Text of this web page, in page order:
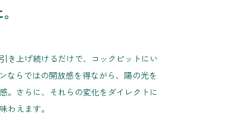
き上げ続けるだけで、コックピットにい
ならではの開放感を得ながら、陽の光を
。さらに、それらの変化をダイレクトに
わえます。